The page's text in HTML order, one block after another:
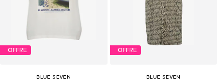
OFFRE
BLUE SEVEN
OFFRE
BLUE SEVEN